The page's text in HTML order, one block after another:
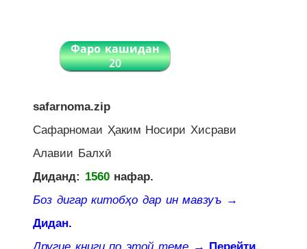
Фаро кашидан
20
safarnoma.zip
Сафарномаи Ҳаким Носири Хисрави
Алавии Балхӣ
Диданд: 1560нафар.
Боз дигар китобҳо дар ин мавзуъ →
Дидан.